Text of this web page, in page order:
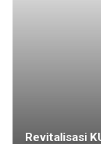
Revitalisasi